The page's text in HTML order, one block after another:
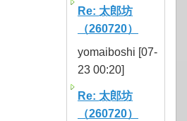
Re: 太郎坊
（260720）
yomaiboshi [07-
23 00:20]
Re: 太郎坊
（260720）